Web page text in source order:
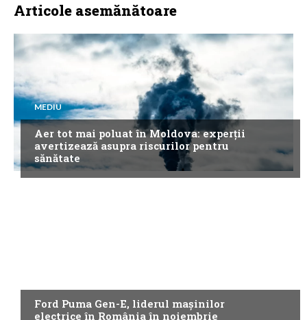
Articole asemănătoare
MEDIU
Aer tot mai poluat în Moldova: experții
avertizează asupra riscurilor pentru
sănătate
Ford Puma Gen-E, liderul mașinilor
electrice în România în noiembrie